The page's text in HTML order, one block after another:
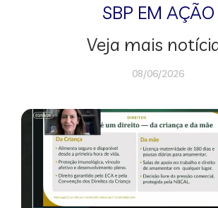
SBP EM AÇÃO
Veja mais
08/06/2026